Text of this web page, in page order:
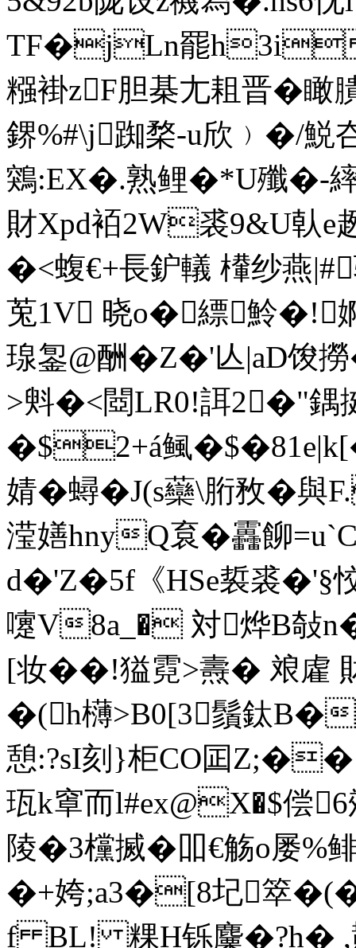
TF�jLn罷h3i
糨褂zF胆棊尢耝晋�瞰
鎅%#\j踟楘-u欣﹚�/鮵
鶟:EX�.熟鲤�*U殲�-
財Xpd袹2W裘9&U倝
�<蝮€+長鈩轙 檋纱燕
莵1V 晓o�縹魿�!
瑔銞@酬�Z�'亾|aD
>斞�<閸LR0!誀2�"
�$2+á鲺
婧�蟳�J(s虊 \胻敄�
滢嫸hnyQ袬� 靐飹
d�'Z�5f《HSe裚裘�'§
嚔V8a_� 対烨B敧
[妆��!獈霓>燾�
�(h欂>B0[3鬚鈦B�
憩:?sI刻}柜CO囸
珁k窧而l#ex@X�$偿6
陵�3欓搣�吅€觞o屡%鲱
�+姱;a3�[8圮箤
f BL! 粿H铄麜�?h� ,